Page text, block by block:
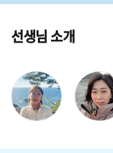
선생님 소개